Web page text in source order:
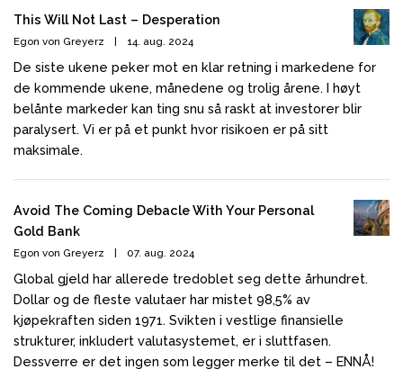
This Will Not Last – Desperation
Egon von Greyerz | 14. aug. 2024
De siste ukene peker mot en klar retning i markedene for
de kommende ukene, månedene og trolig årene. I høyt
belånte markeder kan ting snu så raskt at investorer blir
paralysert. Vi er på et punkt hvor risikoen er på sitt
maksimale.
Avoid The Coming Debacle With Your Personal
Gold Bank
Egon von Greyerz | 07. aug. 2024
Global gjeld har allerede tredoblet seg dette århundret.
Dollar og de fleste valutaer har mistet 98,5% av
kjøpekraften siden 1971. Svikten i vestlige finansielle
strukturer, inkludert valutasystemet, er i sluttfasen.
Dessverre er det ingen som legger merke til det – ENNÅ!